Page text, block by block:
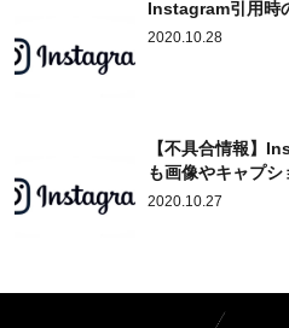
Instagram引用時
2020.10.28
【不具合情報】
も画像やキャプ
2020.10.27